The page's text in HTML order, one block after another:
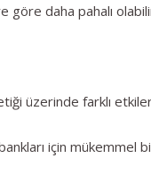
göre daha pahalı
üzerinde farklı
için mükemmel